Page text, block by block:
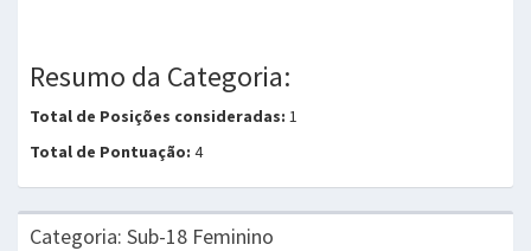
Resumo da Categoria:
Total de Posições consideradas: 1
Total de Pontuação: 4
Categoria: Sub-18 Feminino